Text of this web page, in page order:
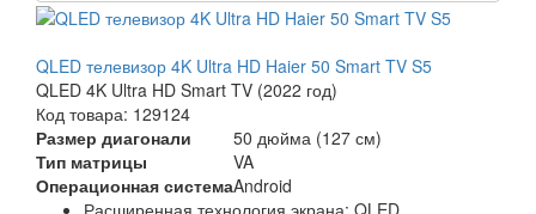
QLED телевизор 4K Ultra HD Haier 50 Smart TV S5
QLED 4K Ultra HD Smart TV (2022 год)
Код товара: 129124
Размер диагонали
50 дюйма (127 см)
Тип матрицы
VA
Операционная системаAndroid
Расширенная технология экрана: QLED